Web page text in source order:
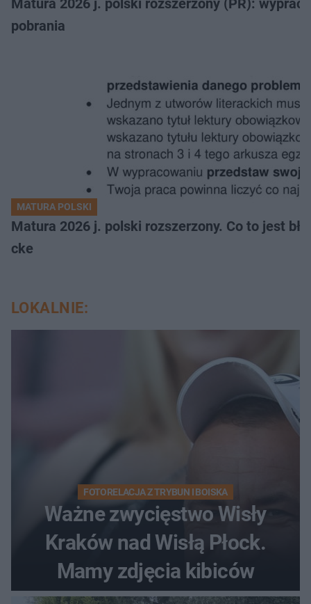
pobrania
MATURA POLSKI
Matura 2026 j. polski rozszerzony. Co to jest
cke
LOKALNIE:
FOTORELACJA Z TRYBUN I BOISKA
Ważne zwycięstwo Wisły
Kraków nad Wisłą Płock.
Mamy zdjęcia kibiców